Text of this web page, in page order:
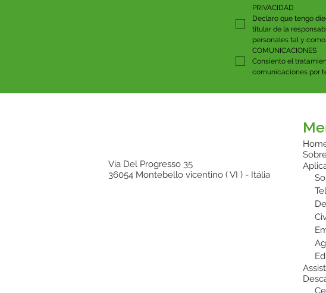
PRIVACIDAD
Declaro que tengo
titular de la
personales tal y
COMUNICACIONES
Consiento el
comunicaciones por
Via Del Progresso 35
36054 Montebello vicentino ( VI ) - Itália